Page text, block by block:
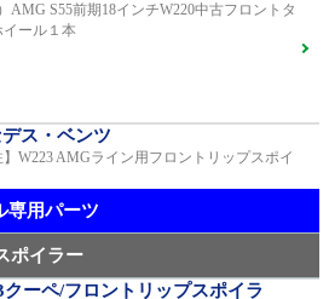
デス・ベンツ
fMⅡ Monoblock 20インチ メルセデスベンツ
メルセデスAMG）
チ鍛造 TWS EXlete 210M ミシュランパイロッ
ーツ4Sご成約済
）AMG S55前期18インチW220中古フロントタ
イール１本
デス・ベンツ
】W223 AMGライン用フロントリップスポイ
専用パーツ
ポイラー
ーペ/フロントリップスポイラ